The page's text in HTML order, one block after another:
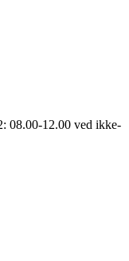
08.00-12.00 ved ikke-